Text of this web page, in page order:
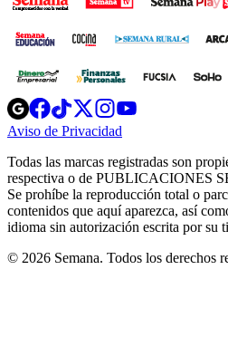
Opens
in
new
Opens
in
new
Opens
in
new
window
Opens
new
windowwindow
Aviso de Privacidad
new
window
Todas las marcas registradas son
respectiva o de PUBLICACIONES
Se prohíbe la reproducción total o
contenidos que aquí aparezca, así
idioma sin autorización escrita por su
© 2026 Semana. Todos los derechos